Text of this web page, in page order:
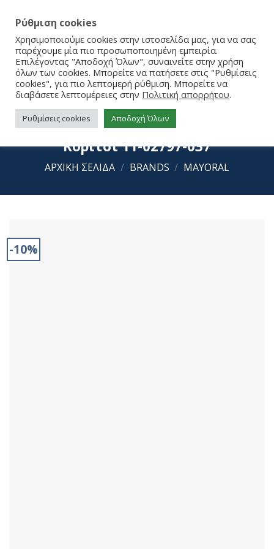
Κορμάκι κοντομάνικο Mayoral για
Κορίτσι 11-02797-037
ΑΡΧΙΚΉ ΣΕΛΊΔΑ / BRANDS / MAYORAL
-10%
Ρύθμιση cookies
Χρησιμοποιούμε cookies στην ιστοσελίδα μας, για να σας
παρέχουμε μία πιο προσωποποιημένη εμπειρία.
Επιλέγοντας "Αποδοχή Όλων", συναινείτε στην χρήση
όλων των cookies. Μπορείτε να πατήσετε στις "Ρυθμίσεις
cookies", για πιο λεπτομερή ρύθμιση. Μπορείτε να
διαβάσετε λεπτομέρειες στην Πολιτική απορρήτου.
Ρυθμίσεις cookies Αποδοχή Όλων